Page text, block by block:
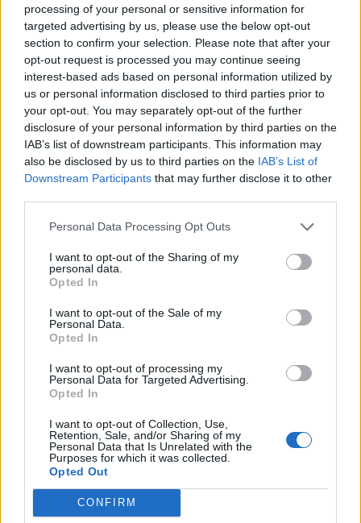
processing of your personal or sensitive information for
targeted advertising by us, please use the below opt-out
section to confirm your selection. Please note that after your
opt-out request is processed you may continue seeing
interest-based ads based on personal information utilized by
us or personal information disclosed to third parties prior to
your opt-out. You may separately opt-out of the further
disclosure of your personal information by third parties on the
IAB’s list of downstream participants. This information may
also be disclosed by us to third parties on the IAB’s List of
Downstream Participants that may further disclose it to other
Personal Data Processing Opt Outs
I want to opt-out of the Sharing of my
personal data.
Opted In
I want to opt-out of the Sale of my
Personal Data.
Opted In
I want to opt-out of processing my
Personal Data for Targeted Advertising.
Opted In
I want to opt-out of Collection, Use,
Retention, Sale, and/or Sharing of my
Personal Data that Is Unrelated with the
Purposes for which it was collected.
Opted Out
CONFIRM